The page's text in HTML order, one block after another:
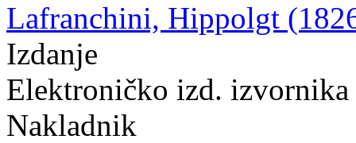
Lafranchini, Hippolgt
Izdanje
Elektroničko izd. izvornika
Nakladnik